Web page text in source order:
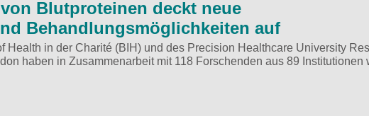
Blutproteinen deckt neue
Behandlungsmöglichkeiten auf
Health in der Charité (BIH) und des Precision Healthcare University
haben in Zusammenarbeit mit 118 Forschenden aus 89 Institutionen